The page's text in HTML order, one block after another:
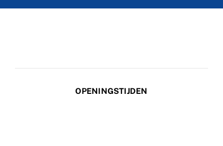
OPENINGSTIJDEN